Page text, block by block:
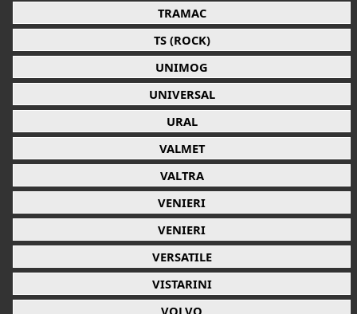
TRAMAC
TS (ROCK)
UNIMOG
UNIVERSAL
URAL
VALMET
VALTRA
VENIERI
VENIERI
VERSATILE
VISTARINI